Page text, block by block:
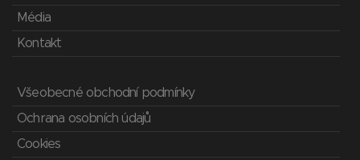
Média
Kontakt
Všeobecné obchodní podmínky
Ochrana osobních údajů
Cookies